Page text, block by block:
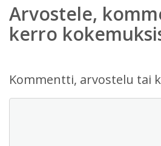
Arvostele,
kerro
Kommentti, arvostelu tai